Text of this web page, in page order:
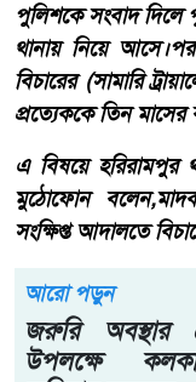
পুলিশকে সংবাদ দিলে
থানায় নিয়ে
বিচারের (সামারি
প্রত্যেককে তিন মাসের
এ বিষয়ে হরিরামপুর
মুঠোফোন
সংক্ষিপ্ত আদালতে
আরো পড়ুন
জরুরি অবস্থার
উপলক্ষে